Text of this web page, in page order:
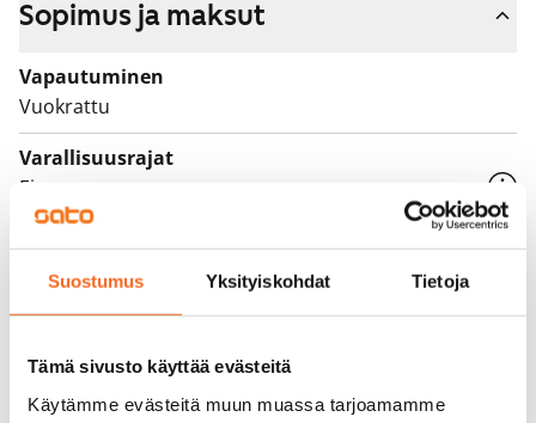
Suostumus Yksityiskohdat Tietoja
Tämä sivusto käyttää evästeitä
Käytämme evästeitä muun muassa tarjoamamme
Kiinteistöalueella on tupakkapaikat.
Sopimus ja maksut
Vapautuminen
Vuokrattu
Varallisuusrajat
Ei
Vuokravakuus
0 €, (yrityksille min. 1 kk vuokra)
Kotivakuutus
Pakollinen, ei sisälly vuokraan